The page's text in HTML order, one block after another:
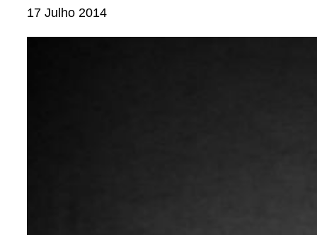
17 Julho 2014